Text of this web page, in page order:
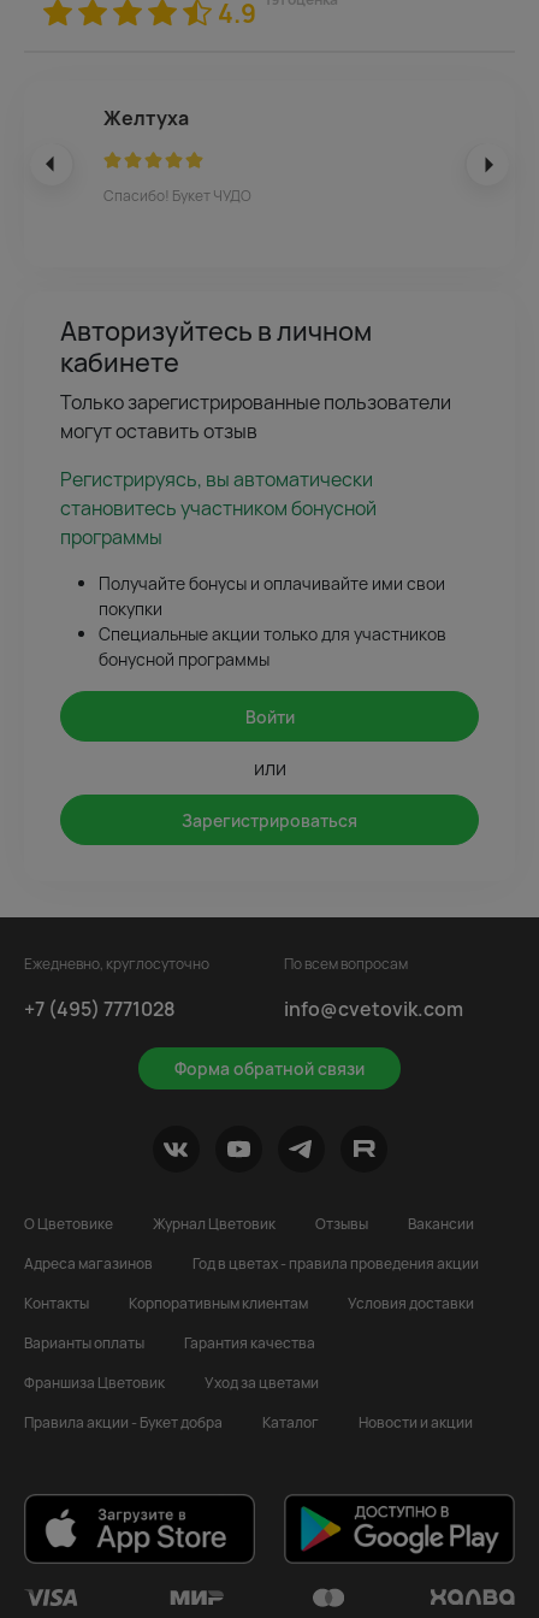
4.9
Желтуха
Спасибо! Букет ЧУДО
Авторизуйтесь в личном
кабинете
Только зарегистрированные пользователи
могут оставить отзыв
Регистрируясь, вы автоматически
становитесь участником бонусной
программы
Получайте бонусы и оплачивайте ими свои
покупки
Специальные акции только для участников
бонусной программы
Войти
или
Зарегистрироваться
Ежедневно, круглосуточно
+7 (495) 7771028
Форма обратной связи
По всем вопросам
info@cvetovik.com
О Цветовике Журнал Цветовик Отзывы
Вакансии
Адреса магазинов
Год в цветах - правила проведения акции
Контакты
Корпоративным клиентам
Условия доставки
Варианты оплаты
Гарантия качества
Франшиза Цветовик
Уход за цветами
Правила акции - Букет добра
Каталог Новости и акции